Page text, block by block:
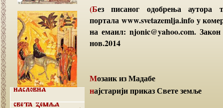
Насловна
Света земља
(Без писаног одобрења аутора текстова није дозвољено преузимање садржаја
портала www.svetazemlja.info у
на емаил: njonic@yahoo.com.
нов.2014
Мозаик из Мадабе
најстарији приказ Свете земље